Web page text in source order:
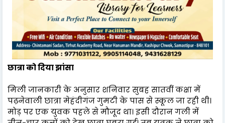
छात्रा को दिया झांसा
मिली जानकारी के अनुसार शनिवार सुबह सातवीं कक्षा में
पढ़नेवाली छात्रा मेहंदीगंज गुमटी के पास से स्कूल जा रही थी।
मोड़ पर एक युवक पहले से मौजूद था। इसी दौरान गली में